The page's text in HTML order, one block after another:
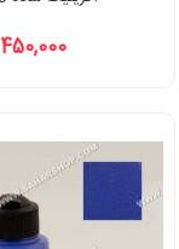
450,000 تومان